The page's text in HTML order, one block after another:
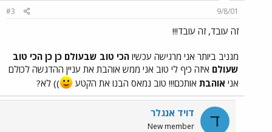
9/8/01
#3
זה עובד, זה עובד!!!
מגניב ביותר אני מרגישה עכשיו הכי טוב שבעולם כן כן הכי טוב
שעולם איזה כיף לי טוב אני ממש אוהבת את עניין ההדגשה לכולם
אני אוהבת אותכם!!! טוב נמאס הבנו את הקטע )) לא?
ד דויד אנגלר
New member